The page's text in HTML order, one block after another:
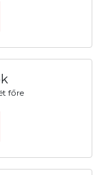
főre